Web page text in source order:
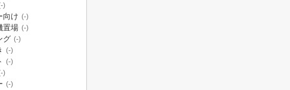
)
向け (-)
置場 (-)
グ (-)
(-)
(-)
)
(-)